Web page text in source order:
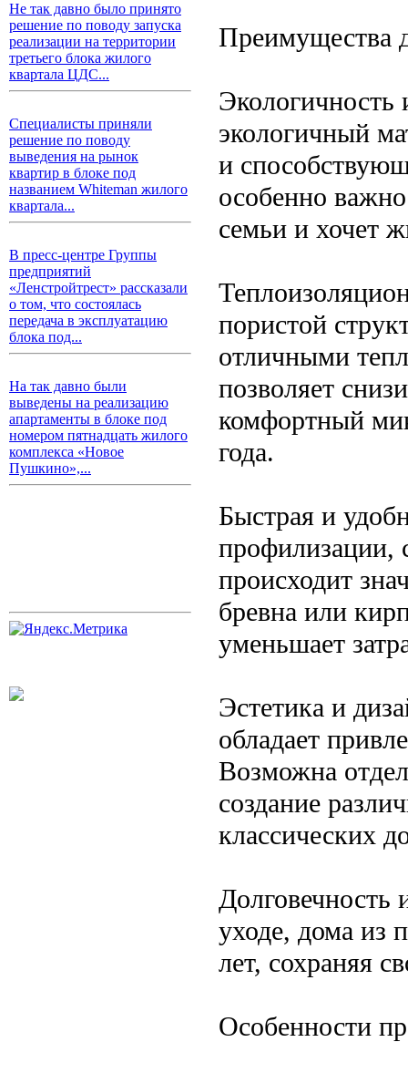
Не так давно было принято
решение по поводу запуска
реализации на территории
третьего блока жилого
квартала ЦДС...
Специалисты приняли
решение по поводу
выведения на рынок
квартир в блоке под
названием Whiteman жилого
квартала...
В пресс-центре Группы
предприятий
«Ленстройтрест» рассказали
о том, что состоялась
передача в эксплуатацию
блока под...
На так давно были
выведены на реализацию
апартаменты в блоке под
номером пятнадцать жилого
комплекса «Новое
Пушкино»,...
Преимущества
Экологичность
экологичный
и
особенно важно
семьи и хочет
пористой
отличными
позволяет
комфортный
года.
Быстрая и
профилизации,
происходит
бревна или
уменьшает
Эстетика и
обладает
Возможна
создание
классических
Долговечность
уходе, дома из
лет, сохраняя
Особенности